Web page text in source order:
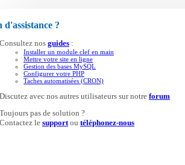
d'assistance ?
Consultez nos guides :
Installer un module clef en main
Mettre votre site en ligne
Gestion des bases MySQL
Configurer votre PHP
Taches automatisées (CRON)
Discutez avec nos autres utilisateurs sur notre forum
Toujours pas de solution ?
Contactez le supportou téléphonez-nous